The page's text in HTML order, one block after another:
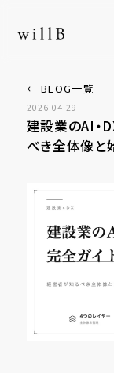
← BLOG一覧
2026.04.29
建設業のAI・
べき全体像と